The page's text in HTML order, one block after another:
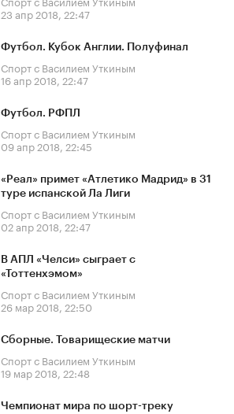
23 апр 2018, 22:47
Футбол. Кубок Англии. Полуфинал
Спорт с Василием Уткиным
16 апр 2018, 22:47
Футбол. РФПЛ
Спорт с Василием Уткиным
09 апр 2018, 22:45
«Реал» примет «Атлетико Мадрид» в 31
туре испанской Ла Лиги
Спорт с Василием Уткиным
02 апр 2018, 22:47
В АПЛ «Челси» сыграет с
«Тоттенхэмом»
Спорт с Василием Уткиным
26 мар 2018, 22:50
Сборные. Товарищеские матчи
Спорт с Василием Уткиным
19 мар 2018, 22:48
Чемпионат мира по шорт-треку